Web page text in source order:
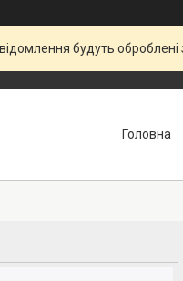
будуть
Головна